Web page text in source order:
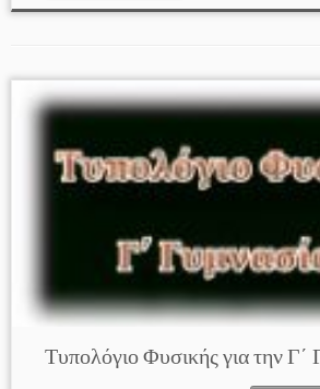
Τυπολόγιο Φυσικής για την Γ΄